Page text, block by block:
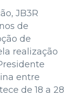
JB3R
de
de
realização
entre
de 18 a 28